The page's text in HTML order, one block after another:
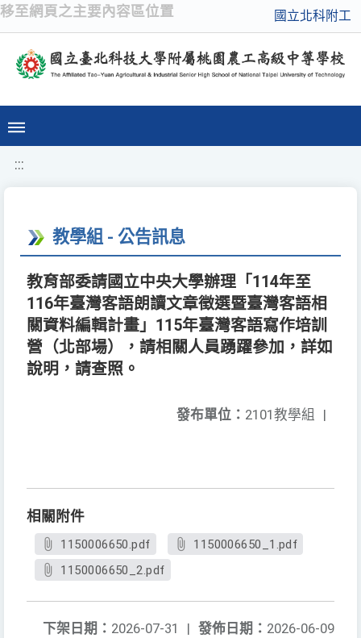
移至網頁之主要內容區位置 國立北科附工
:::
教學組 - 公告訊息
教育部委請國立中央大學辦理「114年至
116年臺灣客語朗讀文章徵選暨臺灣客語相
關資料編輯計畫」115年臺灣客語寫作培訓
營（北部場），請相關人員踴躍參加，詳如
說明，請查照。
發布單位： 2101教學組 |
相關附件
1150006650.pdf
1150006650_1.pdf
1150006650_2.pdf
發佈日期： 2026-06-09
下架日期： 2026-07-31
|